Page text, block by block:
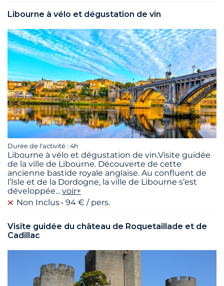
Libourne à vélo et dégustation de vin
Durée de l'activité : 4h
Libourne à vélo et dégustation de vin.Visite guidée
de la ville de Libourne. Découverte de cette
ancienne bastide royale anglaise. Au confluent de
l’Isle et de la Dordogne, la ville de Libourne s’est
développée... voir+
Non Inclus
94 € / pers.
Visite guidée du château de Roquetaillade et de
Cadillac